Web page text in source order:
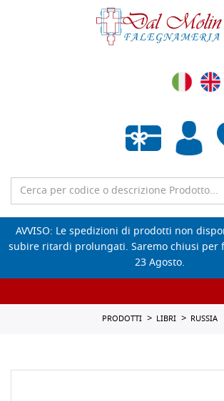
Wishlist vuota
AVVISO: Le spedizioni di prodotti non
subire ritardi prolungati. Saremo chiusi per
23 Agosto.
PRODOTTI LIBRI RUSSIA